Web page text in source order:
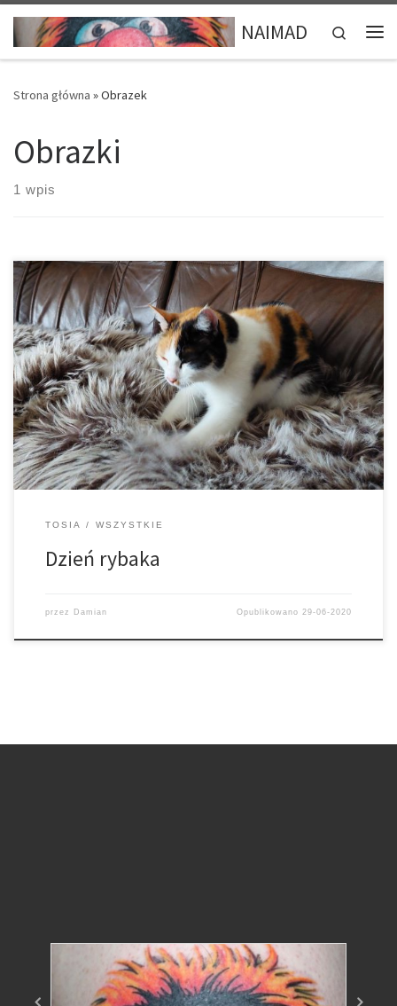
Przejdź do treści NAIMAD
Search
Strona główna »Obrazek
Obrazki
1 wpis
Solidaryzując się z rybakami…
TOSIA WSZYSTKIE
Dzień rybaka
przez Damian Opublikowano 29-06-2020